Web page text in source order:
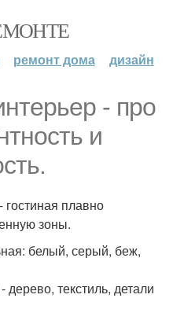
ремонт дома дизайн
- про
и
гостиная плавно
зоны.
белый, серый, беж,
текстиль, детали